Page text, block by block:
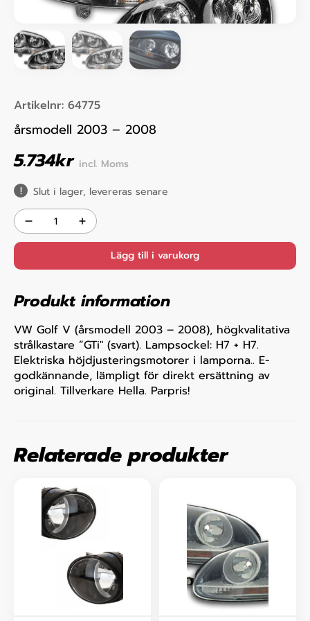
Artikelnr: 64775
årsmodell 2003 – 2008
5.734kr incl. Moms
Slut i lager, levereras senare
Lägg till i varukorg
Produkt information
VW Golf V (årsmodell 2003 – 2008), högkvalitativa
strålkastare ”GTi" (svart). Lampsockel: H7 + H7.
Elektriska höjdjusteringsmotorer i lamporna.. E-
godkännande, lämpligt för direkt ersättning av
original. Tillverkare Hella. Parpris!
Relaterade produkter